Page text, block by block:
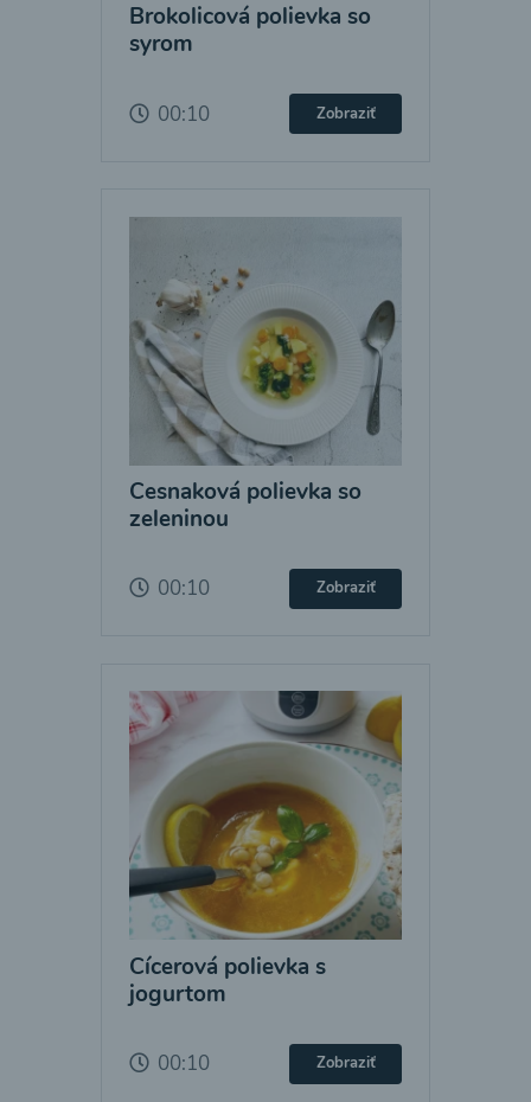
Brokolicová polievka so
syrom
00:10 Zobraziť
Cesnaková polievka so
zeleninou
00:10 Zobraziť
Cícerová polievka s
jogurtom
00:10 Zobraziť